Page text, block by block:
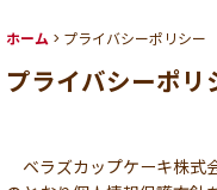
ホーム > プライバシーポリシー
プライバシーポ
ベラズカップケーキ株式